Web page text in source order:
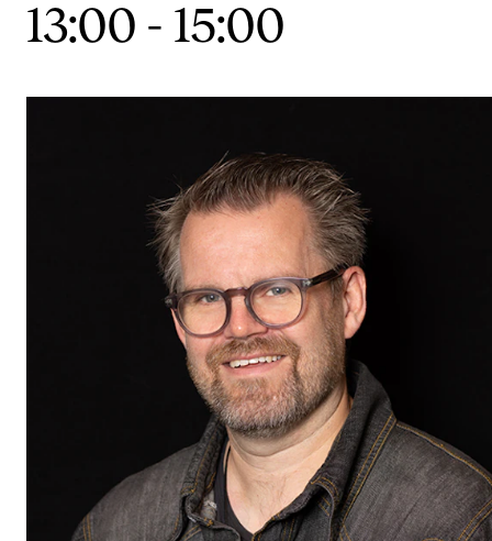
VERKTØY OG HJELP
Kommunikasjon
UNDERVISNING OG STUDENTSTØTTE
Timeplaner og undervisning
Utvikling av studieplaner og kurs
Digitale ressurser for undervisning
13:00 - 15:00